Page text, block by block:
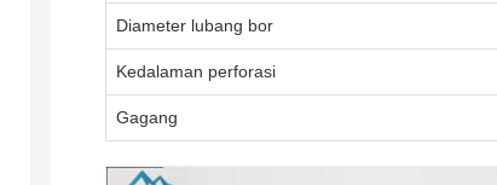
Diameter lubang bor
Kedalaman perforasi
Gagang